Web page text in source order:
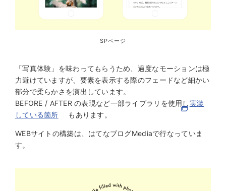
SPページ
「写真体験」を味わってもらうため、過度なモーションは極
力避けていますが、要素を表示する際のフェードなど細かい
部分で柔らかさを演出しています。
BEFORE / AFTER の表現など一部ライブラリを使用し実装
している箇所
もあります。
WEBサイトの構築は、はてなブログMediaで行なっていま
す。